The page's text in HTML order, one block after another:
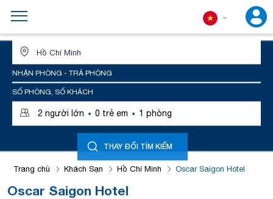
NHẬN PHÒNG - TRẢ PHÒNG
SỐ PHÒNG, SỐ KHÁCH
2 người lớn · 0 trẻ em · 1 phòng
THAY ĐỔI TÌM KIẾM
Trang chủ Khách Sạn Hồ Chí Minh Oscar Saigon Hotel
Oscar Saigon Hotel